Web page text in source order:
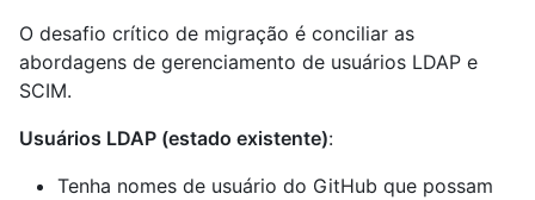
O desafio crítico de migração é conciliar as
abordagens de gerenciamento de usuários LDAP e
SCIM.
Usuários LDAP (estado existente):
Tenha nomes de usuário do GitHub que possam